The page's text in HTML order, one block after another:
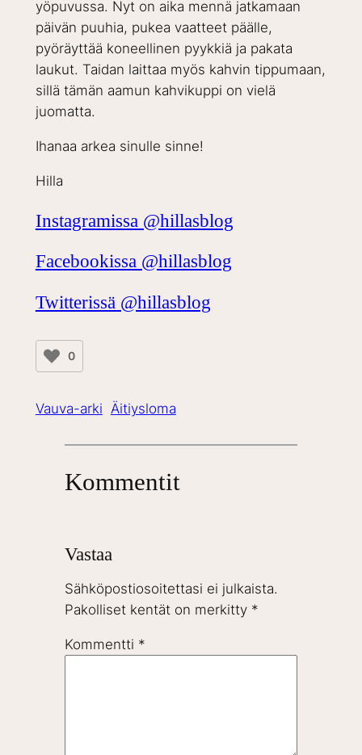
yöpuvussa. Nyt on aika mennä jatkamaan
päivän puuhia, pukea vaatteet päälle,
pyöräyttää koneellinen pyykkiä ja pakata
laukut. Taidan laittaa myös kahvin tippumaan,
sillä tämän aamun kahvikuppi on vielä
juomatta.
Ihanaa arkea sinulle sinne!
Hilla
Instagramissa @hillasblog
Facebookissa @hillasblog
Twitterissä @hillasblog
0
Vauva-arki Äitiysloma
Kommentit
Vastaa
Sähköpostiosoitettasi ei julkaista.
Pakolliset kentät on merkitty *
Kommentti *